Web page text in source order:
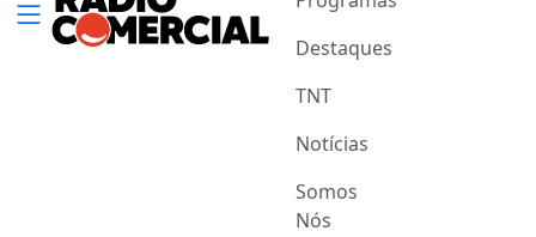
Destaques
TNT
Notícias
Somos
Nós